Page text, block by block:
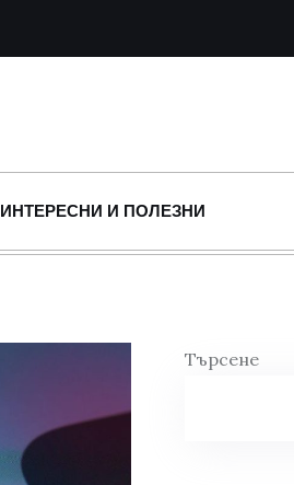
ИНТЕРЕСНИ И ПОЛЕЗНИ
Търсене